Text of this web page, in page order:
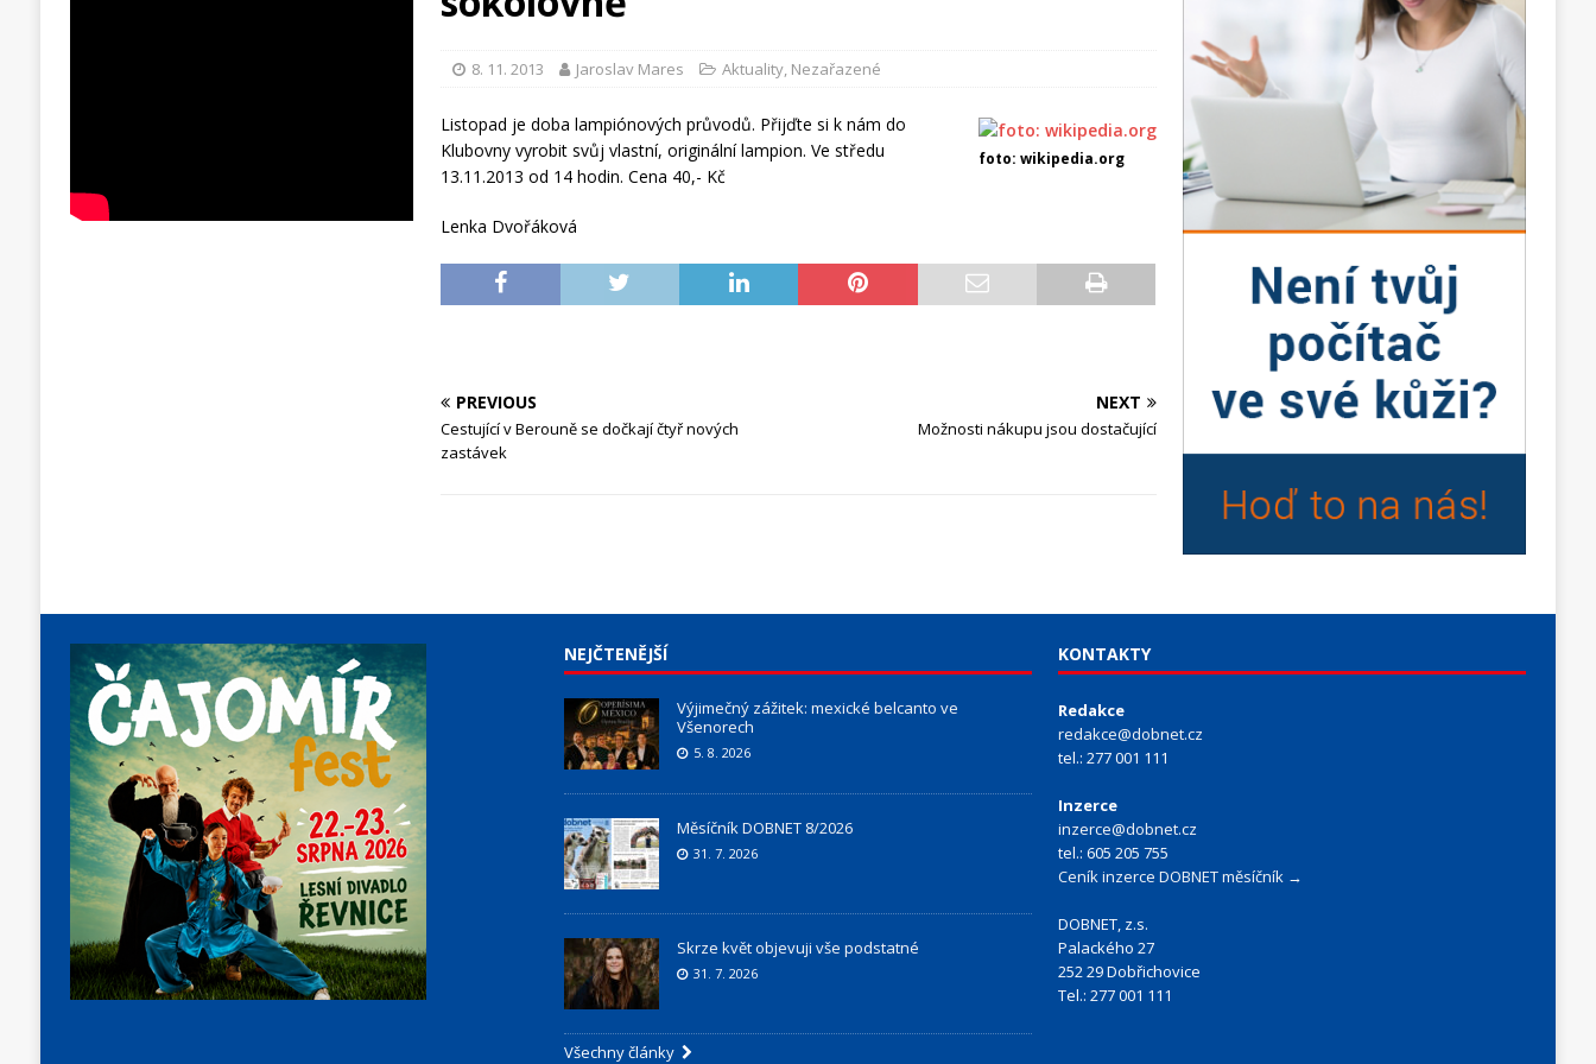
8. 11. 2013 Jaroslav Mares Aktuality, Nezařazené
foto: wikipedia.org
Listopad je doba lampiónových průvodů. Přijďte si k nám do
Klubovny vyrobit svůj vlastní, originální lampion. Ve středu
13.11.2013 od 14 hodin. Cena 40,- Kč
Lenka Dvořáková
PREVIOUS
Cestující v Berouně se dočkají čtyř nových
zastávek
NEXT
Možnosti nákupu jsou dostačující
NEJČTENĚJŠÍ
Výjimečný zážitek: mexické belcanto ve
Všenorech
5. 8. 2026
Měsíčník DOBNET 8/2026
31. 7. 2026
Skrze květ objevuji vše podstatné
31. 7. 2026
Všechny články
KONTAKTY
Redakce
redakce@dobnet.cz
tel.: 277 001 111
Inzerce
inzerce@dobnet.cz
tel.: 605 205 755
Ceník inzerce DOBNET měsíčník →
DOBNET, z.s.
Palackého 27
252 29 Dobřichovice
Tel.: 277 001 111